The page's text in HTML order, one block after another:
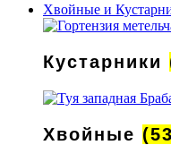
Хвойные и
Кустарники
Хвойные